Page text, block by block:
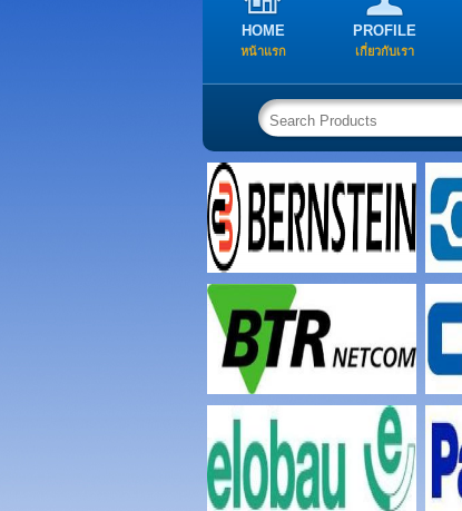
HOME
หน้าแรก
PROFILE
เกี่ยวกับเรา